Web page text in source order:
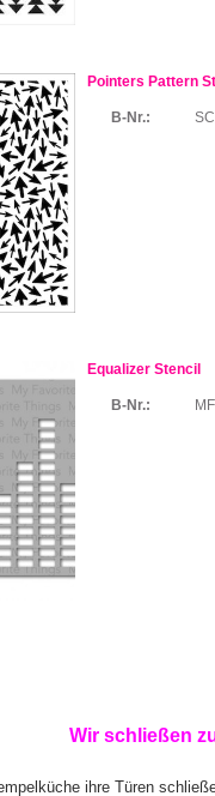
Pointers Pattern
B-Nr.:
Equalizer Stencil
B-Nr.:
Wir schließen
ihre Türen